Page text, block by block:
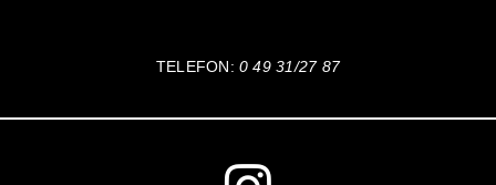
TELEFON: 0 49 31/27 87